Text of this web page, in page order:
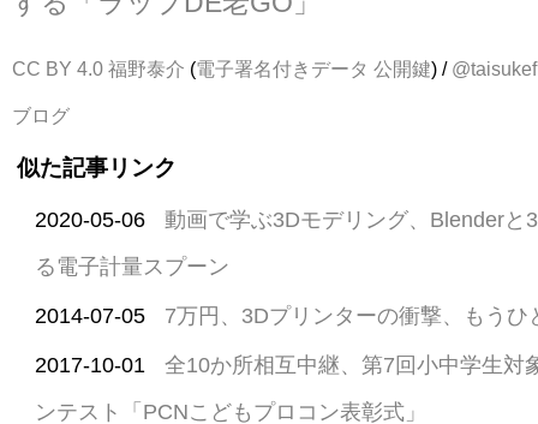
CC BY 4.0 福野泰介 (電子署名付きデータ 公開鍵) / @taisukef
ブログ
似た記事リンク
2020-05-06
動画で学ぶ3Dモデリング、Blenderと
る電子計量スプーン
2014-07-05 7万円、3Dプリンターの衝撃、もうひ
2017-10-01
全10か所相互中継、第7回小中学生対
ンテスト「PCNこどもプロコン表彰式」